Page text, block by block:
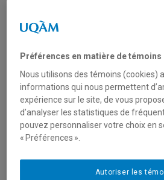
Prix de composition musicale
Préférences en matière de témoins
Nous utilisons des témoins (cookies)
informations qui nous permettent
expérience sur le site, de vous
d’analyser les statistiques de
pouvez personnaliser votre choix en
« Préférences ».
Autoriser les